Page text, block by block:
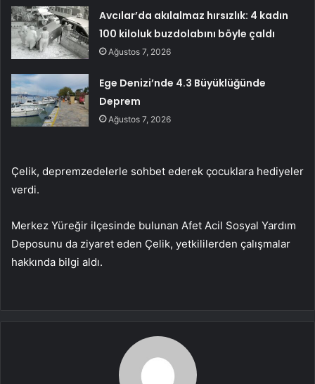
Avcılar’da akılalmaz hırsızlık: 4 kadın
100 kiloluk buzdolabını böyle çaldı
Ağustos 7, 2026
Ege Denizi’nde 4.3 Büyüklüğünde
Deprem
Ağustos 7, 2026
Çelik, depremzedelerle sohbet ederek çocuklara hediyeler
verdi.
Merkez Yüreğir ilçesinde bulunan Afet Acil Sosyal Yardım
Deposunu da ziyaret eden Çelik, yetkililerden çalışmalar
hakkında bilgi aldı.